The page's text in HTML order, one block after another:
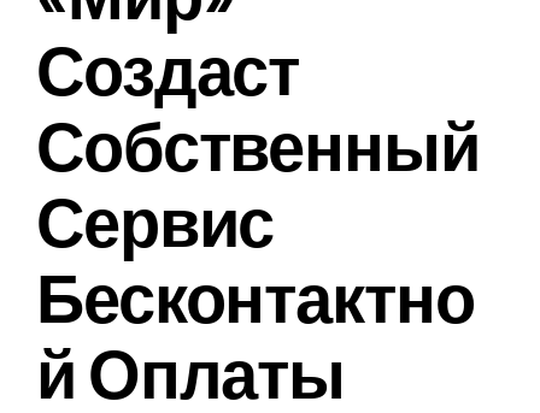
Создаст
Собственный
Сервис
Бесконтактно
Й Оплаты